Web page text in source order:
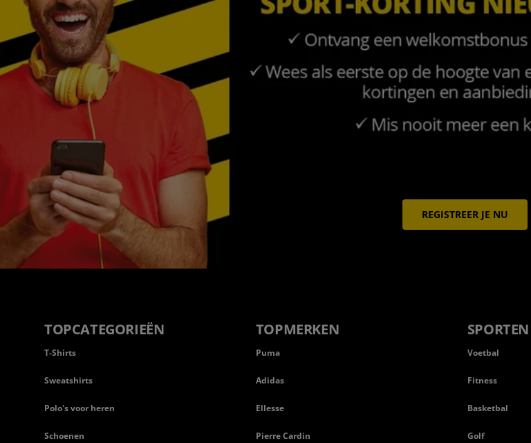
REGISTREER JE NU
TOPCATEGORIEËN
T-Shirts
Sweatshirts
Polo's voor heren
Schoenen
TOPMERKEN
Puma
Adidas
Ellesse
Pierre Cardin
SPORTEN
Voetbal
Fitness
Basketbal
Golf